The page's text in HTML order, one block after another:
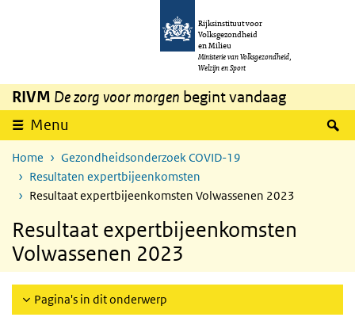
Overslaan en naar de inhoud gaan
Rijksinstituut voor
Volksgezondheid
en Milieu
Ministerie van Volksgezondheid,
Welzijn en Sport
RIVM De zorg voor morgen begint vandaag
Menu
Home
Gezondheidsonderzoek COVID-19
Resultaten expertbijeenkomsten
Resultaat expertbijeenkomsten Volwassenen 2023
Resultaat expertbijeenkomsten
Volwassenen 2023
Pagina's in dit onderwerp